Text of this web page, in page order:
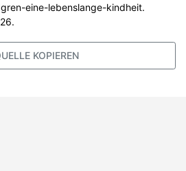
eine-lebenslange-kindheit.
KOPIEREN